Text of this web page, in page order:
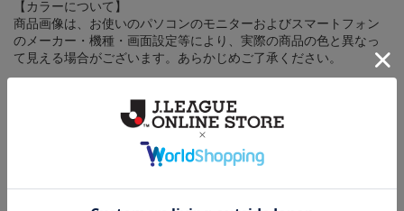
【カラーについて】
商品画像は、お使いのパソコンのモニターおよびスマートフォン
のメーカー・機種・画面設定等により、実際の商品の色と異なっ
て見える場合がございます。あらかじめご了承ください。
取り扱い商品によっては、パッケージやデザインなどの仕様が予
告なく変更になることがございます。
決済について